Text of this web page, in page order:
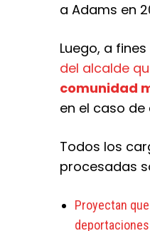
a Adams en
Luego, a
del alcalde
comunidad
en el caso
Todos los
procesadas
Proyectan
deportaciones